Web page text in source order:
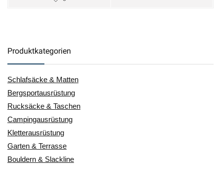
Produktkategorien
Schlafsäcke & Matten
Bergsportausrüstung
Rucksäcke & Taschen
Campingausrüstung
Kletterausrüstung
Garten & Terrasse
Bouldern & Slackline